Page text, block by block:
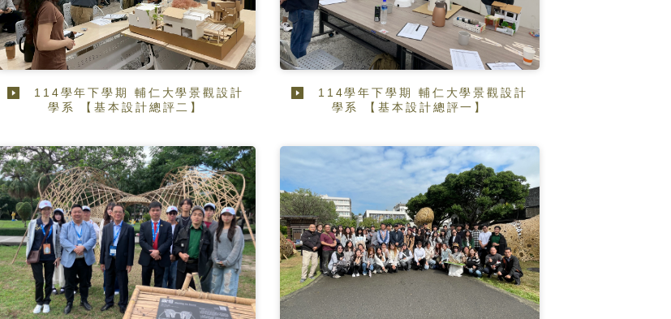
114學年下學期 輔仁大學景觀設計
學系 【基本設計總評二】
114學年下學期 輔仁大學景觀設計
學系 【基本設計總評一】